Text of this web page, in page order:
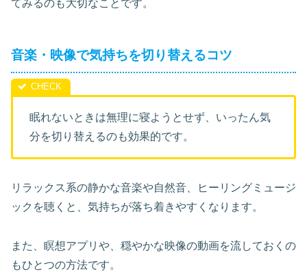
てみるのも大切なことです。
音楽・映像で気持ちを切り替えるコツ
眠れないときは無理に寝ようとせず、いったん気
分を切り替えるのも効果的です。
リラックス系の静かな音楽や自然音、ヒーリングミュージ
ックを聴くと、気持ちが落ち着きやすくなります。
また、瞑想アプリや、穏やかな映像の動画を流しておくの
もひとつの方法です。